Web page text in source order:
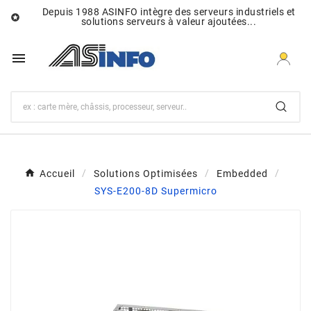

Depuis 1988 ASINFO intègre des serveurs industriels et
solutions serveurs à valeur ajoutées...

Accueil Solutions Optimisées
Embedded
SYS-E200-8D Supermicro